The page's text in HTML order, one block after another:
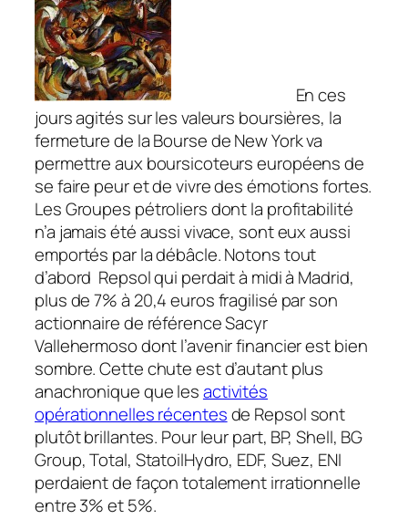
En ces
jours agités sur les valeurs boursières, la
fermeture de la Bourse de New York va
permettre aux boursicoteurs européens de
se faire peur et de vivre des émotions fortes.
Les Groupes pétroliers dont la profitabilité
n’a jamais été aussi vivace, sont eux aussi
emportés par la débâcle. Notons tout
d’abord Repsol qui perdait à midi à Madrid,
plus de 7% à 20,4 euros fragilisé par son
actionnaire de référence Sacyr
Vallehermoso dont l’avenir financier est bien
sombre. Cette chute est d’autant plus
anachronique que lesactivités
opérationnelles récentesde Repsol sont
plutôt brillantes. Pour leur part, BP, Shell, BG
Group, Total, StatoilHydro, EDF, Suez, ENI
perdaient de façon totalement irrationnelle
entre 3% et 5%.